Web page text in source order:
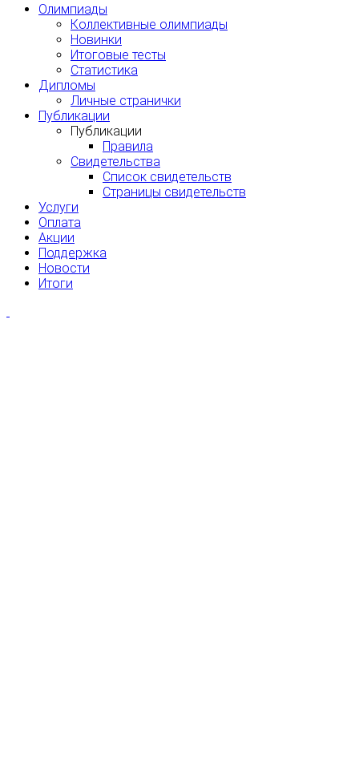
Олимпиады
Коллективные олимпиады
Новинки
Итоговые тесты
Статистика
Дипломы
Личные странички
Публикации
Публикации
Правила
Свидетельства
Список свидетельств
Страницы свидетельств
Услуги
Оплата
Акции
Поддержка
Новости
Итоги